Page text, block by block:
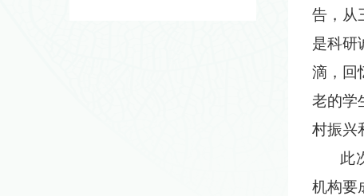
告，从
是科研
滴，回
老的学
村振兴
此次
机构要